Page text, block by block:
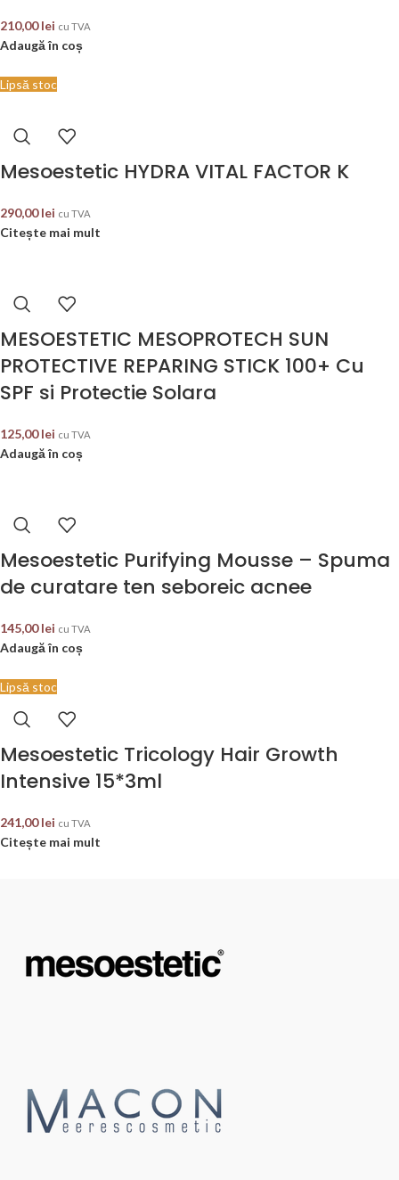
210,00lei cu TVA
Adaugă în coș
Lipsă stoc
Mesoestetic HYDRA VITAL FACTOR K
290,00lei cu TVA
Citește mai mult
MESOESTETIC MESOPROTECH SUN
PROTECTIVE REPARING STICK 100+ Cu
SPF si Protectie Solara
125,00lei cu TVA
Adaugă în coș
Mesoestetic Purifying Mousse – Spuma
de curatare ten seboreic acnee
145,00lei cu TVA
Adaugă în coș
Lipsă stoc
Mesoestetic Tricology Hair Growth
Intensive 15*3ml
241,00lei cu TVA
Citește mai mult